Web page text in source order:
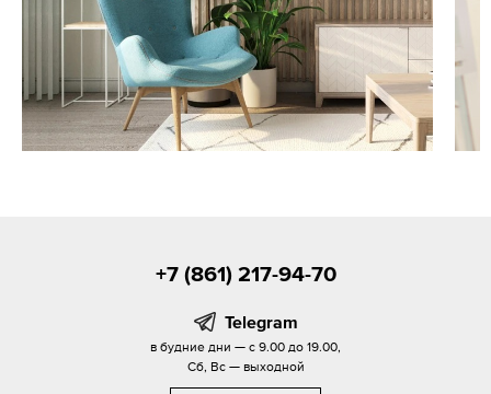
+7 (861) 217-94-70
Telegram
в будние дни — с 9.00 до 19.00,
Сб, Вс — выходной